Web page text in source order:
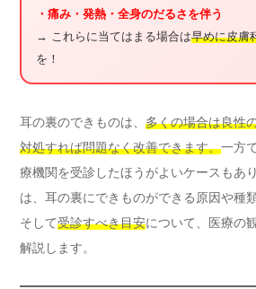
・痛み・発熱・全身のだるさを伴う
→ これらに当てはまる場合は早めに皮膚
を！
耳の裏のできものは、 多くの場合は良性
対処すれば問題なく改善できます。一方
療機関を受診したほうがよいケースもあ
は、耳の裏にできものができる原因や種
そして受診すべき目安について、医療の
解説します。